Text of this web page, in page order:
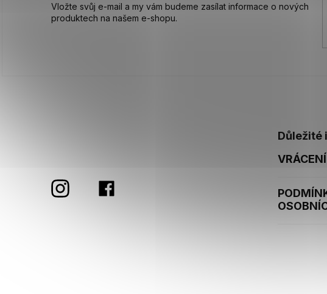
Vložte svůj e-mail a my vám budeme zasílat informace o nových
produktech na našem e-shopu.
Důležité